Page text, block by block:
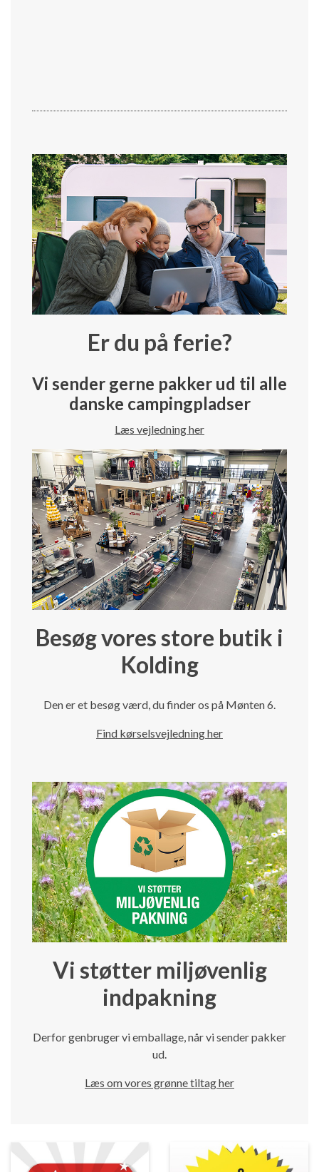
Er du på ferie?
Vi sender gerne pakker ud til alle
danske campingpladser
Læs vejledning her
Besøg vores store butik i
Kolding
Den er et besøg værd, du finder os på Mønten 6.
Find kørselsvejledning her
Vi støtter miljøvenlig
indpakning
Derfor genbruger vi emballage, når vi sender pakker
ud.
Læs om vores grønne tiltag her